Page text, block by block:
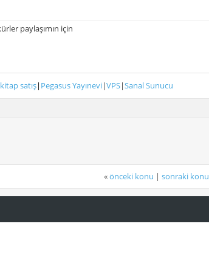
paylaşımın için
kitap satış| Pegasus Yayınevi|VPS|Sanal Sunucu
«önceki konu | sonraki konu